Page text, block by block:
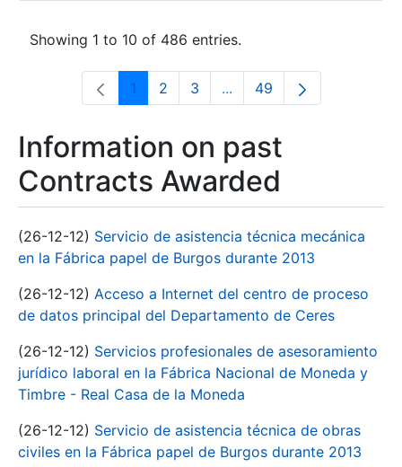
Showing 1 to 10 of 486 entries.
Page
1 Page
2 Page
3 ...Intermediate Pages Use
Page
49
Information on past
Contracts Awarded
(26-12-12) Servicio de asistencia técnica mecánica
en la Fábrica papel de Burgos durante 2013
(26-12-12) Acceso a Internet del centro de proceso
de datos principal del Departamento de Ceres
(26-12-12) Servicios profesionales de asesoramiento
jurídico laboral en la Fábrica Nacional de Moneda y
Timbre - Real Casa de la Moneda
(26-12-12) Servicio de asistencia técnica de obras
civiles en la Fábrica papel de Burgos durante 2013